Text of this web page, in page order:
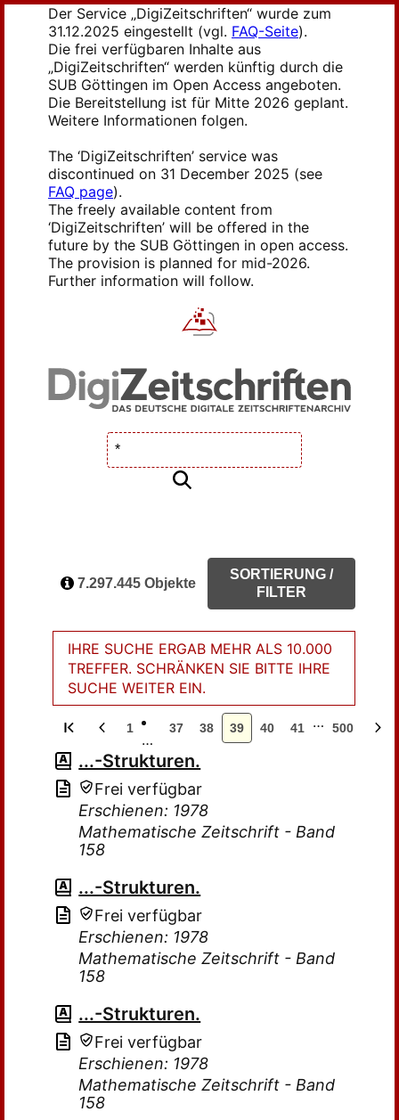
Der Service „DigiZeitschriften“ wurde zum
31.12.2025 eingestellt (vgl. FAQ-Seite).
Die frei verfügbaren Inhalte aus
„DigiZeitschriften“ werden künftig durch die
SUB Göttingen im Open Access angeboten.
Die Bereitstellung ist für Mitte 2026 geplant.
Weitere Informationen folgen.
The ‘DigiZeitschriften’ service was
discontinued on 31 December 2025 (see
FAQ page).
The freely available content from
‘DigiZeitschriften’ will be offered in the
future by the SUB Göttingen in open access.
The provision is planned for mid-2026.
Further information will follow.
7.297.445 Objekte
SORTIERUNG /
FILTER
IHRE SUCHE ERGAB MEHR ALS 10.000
TREFFER. SCHRÄNKEN SIE BITTE IHRE
SUCHE WEITER EIN.
1
…
37 38 39 40 41 … 500
...-Strukturen.
Frei verfügbar
Erschienen: 1978
Mathematische Zeitschrift - Band
158
...-Strukturen.
Frei verfügbar
Erschienen: 1978
Mathematische Zeitschrift - Band
158
...-Strukturen.
Frei verfügbar
Erschienen: 1978
Mathematische Zeitschrift - Band
158